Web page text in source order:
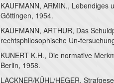
KAUFMANN, ARMIN., Lebendiges
Göttingen, 1954.
KAUFMANN, ARTHUR, Das
rechtsphilosophische Un-
KUNERT K.H., Die normative
Berlin, 1958.
LACKNER/KÜHL/HEGER,